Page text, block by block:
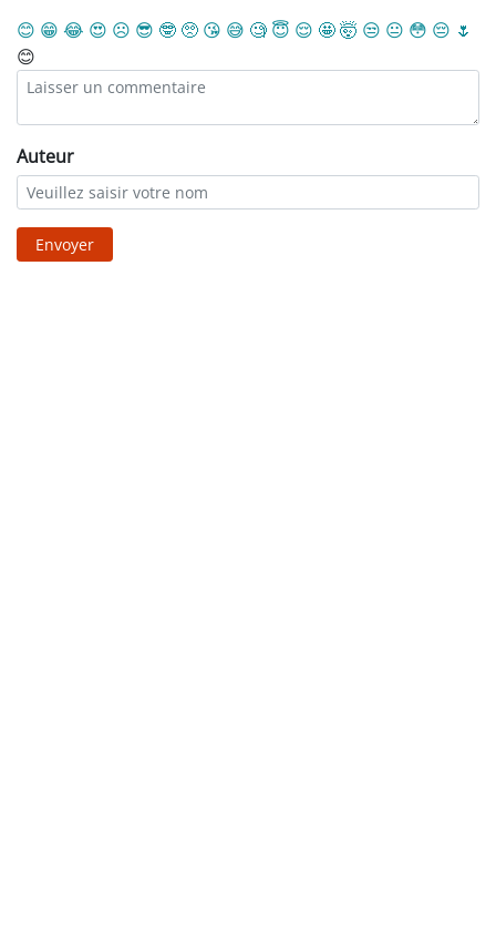
😊 😁 😂 😍 ☹️ 😎 🤓 🥺 😘 😅 🧐 😇 😌 🤩🤯 😒 😐 😳 😔 🌷
😊
Auteur
Envoyer